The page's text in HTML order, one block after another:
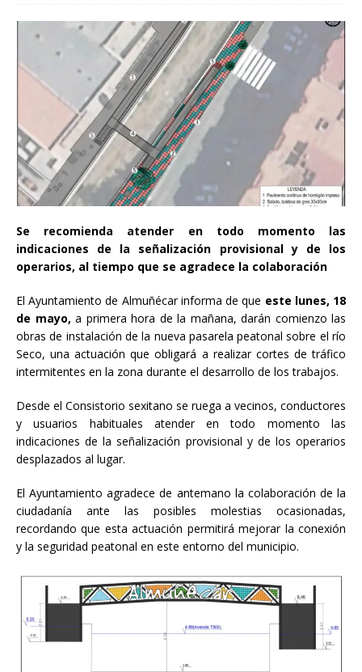
Se recomienda atender en todo momento las
indicaciones de la señalización provisional y de los
operarios, al tiempo que se agradece la colaboración
El Ayuntamiento de Almuñécar informa de que este lunes, 18
de mayo, a primera hora de la mañana, darán comienzo las
obras de instalación de la nueva pasarela peatonal sobre el río
Seco, una actuación que obligará a realizar cortes de tráfico
intermitentes en la zona durante el desarrollo de los trabajos.
Desde el Consistorio sexitano se ruega a vecinos, conductores
y usuarios habituales atender en todo momento las
indicaciones de la señalización provisional y de los operarios
desplazados al lugar.
El Ayuntamiento agradece de antemano la colaboración de la
ciudadanía ante las posibles molestias ocasionadas,
recordando que esta actuación permitirá mejorar la conexión
y la seguridad peatonal en este entorno del municipio.